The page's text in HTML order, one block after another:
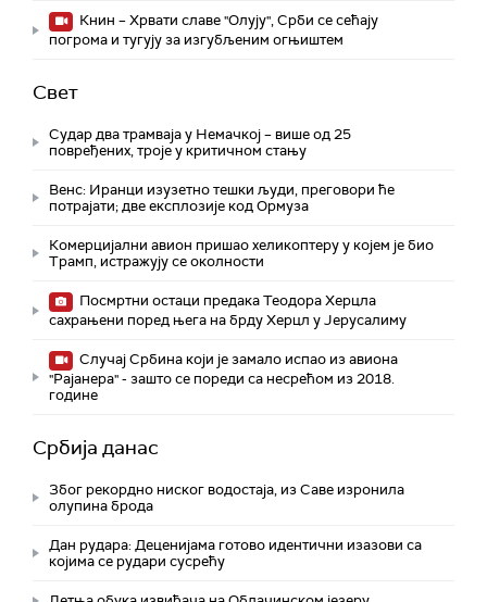
Книн – Хрвати славе "Олују", Срби се сећају
погрома и тугују за изгубљеним огњиштем
Свет
Судар два трамваја у Немачкој – више од 25
повређених, троје у критичном стању
Венс: Иранци изузетно тешки људи, преговори ће
потрајати; две експлозије код Ормуза
Комерцијални авион пришао хеликоптеру у којем је био
Трамп, истражују се околности
Посмртни остаци предака Теодора Херцла
сахрањени поред њега на брду Херцл у Јерусалиму
Случај Србина који је замало испао из авиона
"Рајанера" - зашто се пореди са несрећом из 2018.
године
Србија данас
Због рекордно ниског водостаја, из Саве изронила
олупина брода
Дан рудара: Деценијама готово идентични изазови са
којима се рудари сусрећу